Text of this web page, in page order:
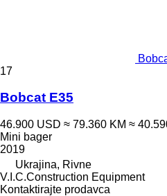
17
Bobcat E35
46.900 USD ≈ 79.360 KM ≈
Mini bager
2019
Ukrajina, Rivne
V.I.C.Construction Equipment
Kontaktirajte prodavca